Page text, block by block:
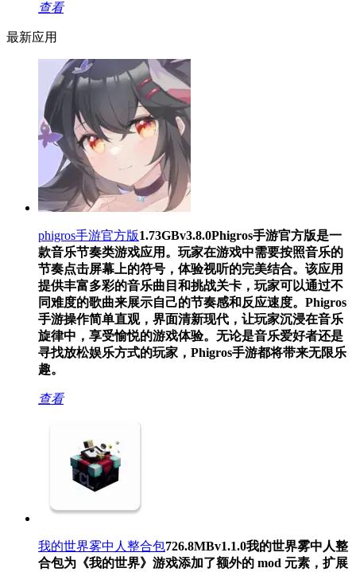
查看
最新应用
phigros手游官方版1.73GBv3.8.0Phigros手游官方版是一
款音乐节奏类游戏应用。玩家在游戏中需要按照音乐的
节奏点击屏幕上的符号，体验视听的完美结合。该应用
提供丰富多彩的音乐曲目和挑战关卡，玩家可以通过不
同难度的歌曲来展示自己的节奏感和反应速度。Phigros
手游操作简单直观，界面清新现代，让玩家沉浸在音乐
旋律中，享受愉悦的游戏体验。无论是音乐爱好者还是
寻找放松娱乐方式的玩家，Phigros手游都将带来无限乐
趣。
查看
我的世界雾中人整合包726.8MBv1.1.0我的世界雾中人整
合包为《我的世界》游戏添加了额外的 mod 元素，扩展